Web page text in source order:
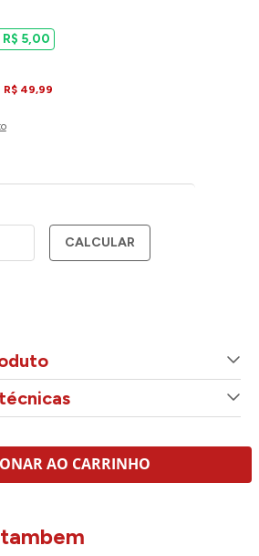
R$ 5,00
R$ 49,99
CALCULAR
AO CARRINHO